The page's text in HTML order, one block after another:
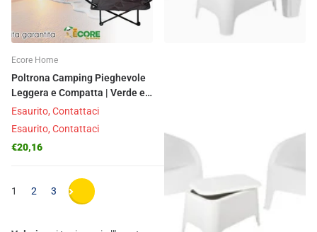
Ecore Home
Poltrona Camping Pieghevole
Leggera e Compatta | Verde e
Nero
Esaurito, Contattaci
Esaurito, Contattaci
€20,16
€36,10
1 2 3